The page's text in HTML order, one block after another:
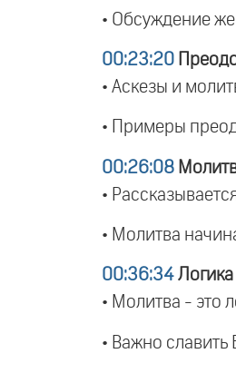
• Обсуждение
00:23:20
• Аскезы и
• Примеры
00:26:08
•
• Молитва
00:36:34
• Молитва - это
• Важно славить